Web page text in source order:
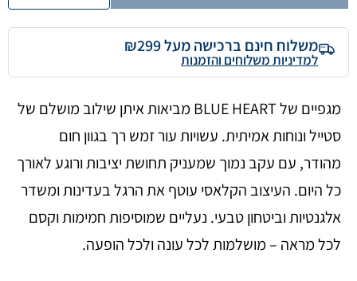
משלוח חינם ברכישה מעל ₪299
למדיניות משלוחים והזמנות
מגפיים של BLUE HEART מביאות איתן שילוב מושלם של
סטייל ונוחות אמיתית. עשויות עור זמש רך בגוון חום
מהודר, עם עקב נמוך שמעניק תחושת יציבות ורוגע לאורך
כל היום. העיצוב הקלאסי עוטף את הרגל בעדינות ומשדר
אלגנטיות וביטחון טבעי. נעליים שמוסיפות חמימות וקסם
לכל מראה – מושלמות לכל עונה ולכל הופעה.